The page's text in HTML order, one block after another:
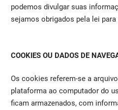
podemos divulgar suas
sejamos obrigados pela lei para
COOKIES OU DADOS DE
Os cookies referem-se a
plataforma ao computador do
ficam armazenados, com